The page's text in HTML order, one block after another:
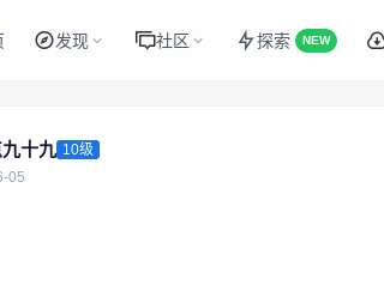
发现 社区 探索 NEW
十九 10级
05